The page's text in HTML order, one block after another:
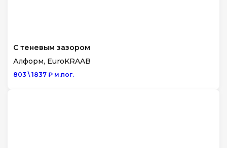
С теневым зазором
Алформ, EuroKRAAB
803 \ 1837 ₽ м.пог.